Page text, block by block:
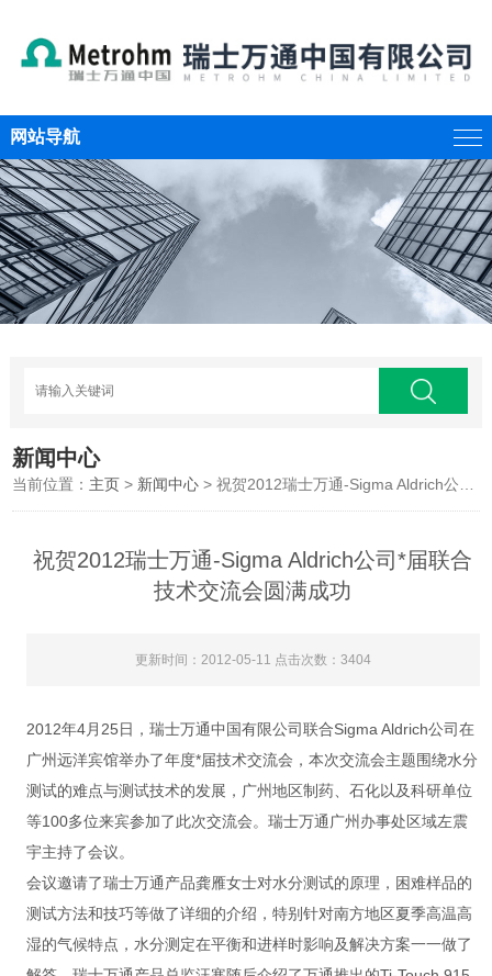
网站导航
新闻中心
当前位置： 主页 > 新闻中心 > 祝贺2012瑞士万通-Sigma Aldrich公司*届联合技术交流会圆满成功
祝贺2012瑞士万通-Sigma Aldrich公司*届联合
技术交流会圆满成功
更新时间：2012-05-11 点击次数：3404
2012年4月25日，瑞士万通中国有限公司联合Sigma Aldrich公司在
广州远洋宾馆举办了年度*届技术交流会，本次交流会主题围绕水分
测试的难点与测试技术的发展，广州地区制药、石化以及科研单位
等100多位来宾参加了此次交流会。瑞士万通广州办事处区域左震
宇主持了会议。
会议邀请了瑞士万通产品龚雁女士对水分测试的原理，困难样品的
测试方法和技巧等做了详细的介绍，特别针对南方地区夏季高温高
湿的气候特点，水分测定在平衡和进样时影响及解决方案一一做了